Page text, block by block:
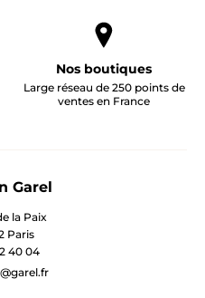
Nos boutiques
Large réseau de 250 points de
ventes en France
Garel
la Paix
Paris
40 04